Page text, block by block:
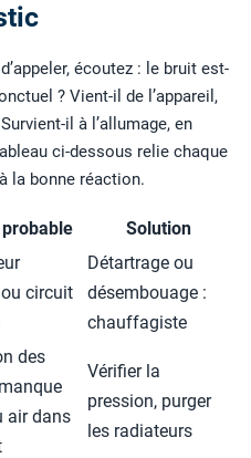
écoutez : le bruit est-
? Vient-il de l’appareil,
il à l’allumage, en
ci-dessous relie chaque
la bonne réaction.
Solution
circuit
Détartrage ou
désembouage :
chauffagiste
des
air dans
Vérifier la
pression, purger
les radiateurs